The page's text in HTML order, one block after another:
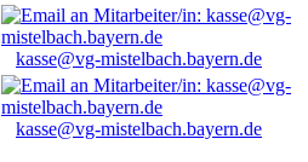
kasse@vg-mistelbach.bayern.de
kasse@vg-mistelbach.bayern.de